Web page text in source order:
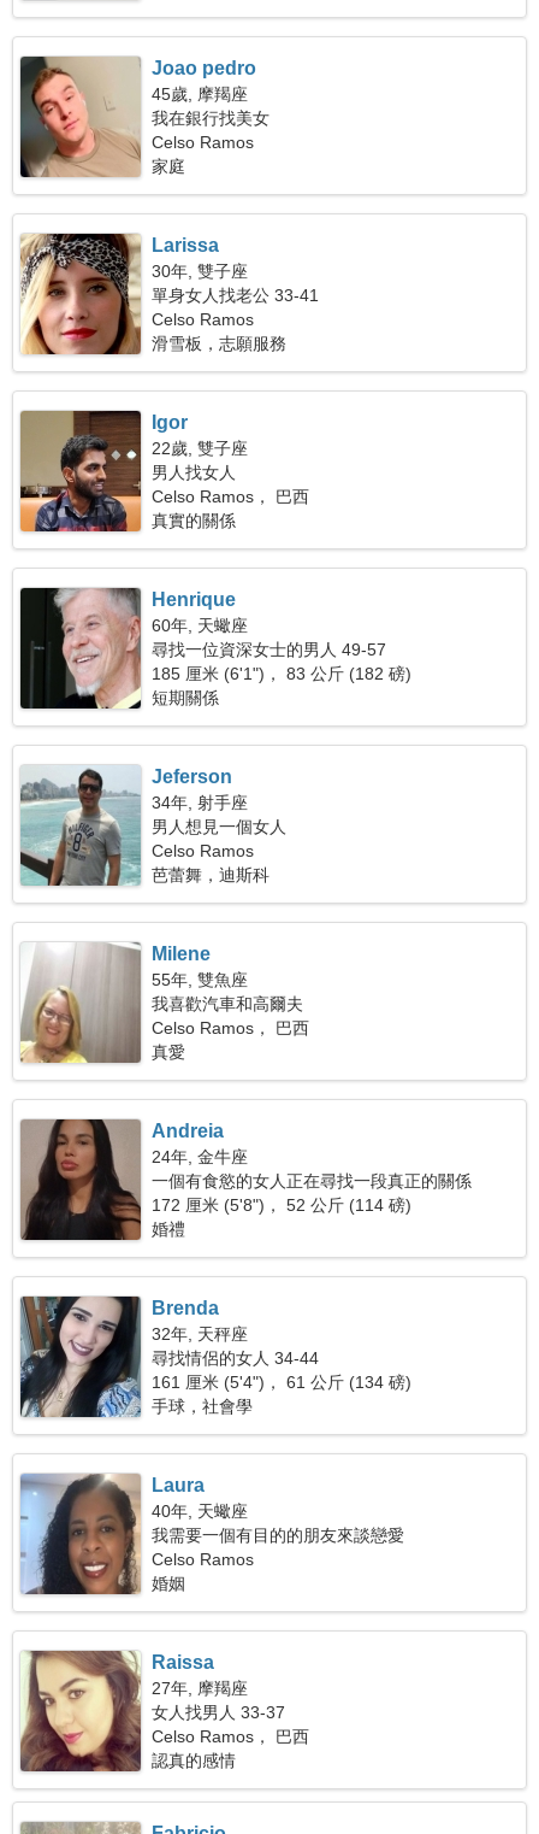
Joao pedro
45歲, 摩羯座
我在銀行找美女
Celso Ramos
家庭
Larissa
30年, 雙子座
單身女人找老公 33-41
Celso Ramos
滑雪板，志願服務
Igor
22歲, 雙子座
男人找女人
Celso Ramos， 巴西
真實的關係
Henrique
60年, 天蠍座
尋找一位資深女士的男人 49-57
185 厘米 (6'1")， 83 公斤 (182 磅)
短期關係
Jeferson
34年, 射手座
男人想見一個女人
Celso Ramos
芭蕾舞，迪斯科
Milene
55年, 雙魚座
我喜歡汽車和高爾夫
Celso Ramos， 巴西
真愛
Andreia
24年, 金牛座
一個有食慾的女人正在尋找一段真正的關係
172 厘米 (5'8")， 52 公斤 (114 磅)
婚禮
Brenda
32年, 天秤座
尋找情侶的女人 34-44
161 厘米 (5'4")， 61 公斤 (134 磅)
手球，社會學
Laura
40年, 天蠍座
我需要一個有目的的朋友來談戀愛
Celso Ramos
婚姻
Raissa
27年, 摩羯座
女人找男人 33-37
Celso Ramos， 巴西
認真的感情